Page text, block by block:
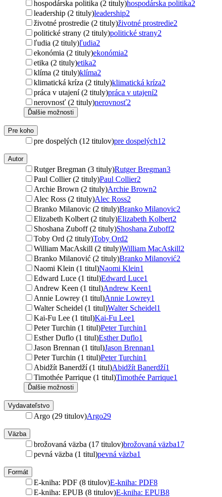
hospodárska politika (2 tituly)hospodárska politika2
leadership (2 tituly)leadership2
životné prostredie (2 tituly)životné prostredie2
politické strany (2 tituly)politické strany2
ľudia (2 tituly)ľudia2
ekonómia (2 tituly)ekonómia2
etika (2 tituly)etika2
klíma (2 tituly)klíma2
klimatická kríza (2 tituly)klimatická kríza2
práca v utajení (2 tituly)práca v utajení2
nerovnosť (2 tituly)nerovnosť2
Ďalšie možnosti
Pre koho
pre dospelých (12 titulov)pre dospelých12
Autor
Rutger Bregman (3 tituly)Rutger Bregman3
Paul Collier (2 tituly)Paul Collier2
Archie Brown (2 tituly)Archie Brown2
Alec Ross (2 tituly)Alec Ross2
Branko Milanovic (2 tituly)Branko Milanovic2
Elizabeth Kolbert (2 tituly)Elizabeth Kolbert2
Shoshana Zuboff (2 tituly)Shoshana Zuboff2
Toby Ord (2 tituly)Toby Ord2
William MacAskill (2 tituly)William MacAskill2
Branko Milanović (2 tituly)Branko Milanović2
Naomi Klein (1 titul)Naomi Klein1
Edward Luce (1 titul)Edward Luce1
Andrew Keen (1 titul)Andrew Keen1
Annie Lowrey (1 titul)Annie Lowrey1
Walter Scheidel (1 titul)Walter Scheidel1
Kai-Fu Lee (1 titul)Kai-Fu Lee1
Peter Turchin (1 titul)Peter Turchin1
Esther Duflo (1 titul)Esther Duflo1
Jason Brennan (1 titul)Jason Brennan1
Peter Turchin (1 titul)Peter Turchin1
Abidžít Banerdží (1 titul)Abidžít Banerdží1
Timothée Parrique (1 titul)Timothée Parrique1
Ďalšie možnosti
Vydavateľstvo
Argo (29 titulov)Argo29
Väzba
brožovaná väzba (17 titulov)brožovaná väzba17
pevná väzba (1 titul)pevná väzba1
Formát
E-kniha: PDF (8 titulov)E-kniha: PDF8
E-kniha: EPUB (8 titulov)E-kniha: EPUB8